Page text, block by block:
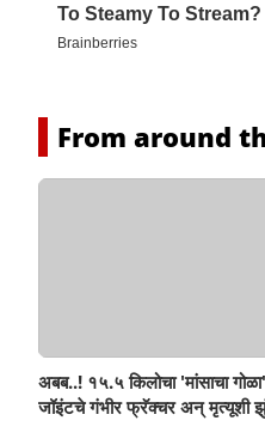
From around
अबब..! १५.५ किलोचा 'मांसाचा
जॉइंटचे गंभीर फ्रॅक्चर अन् मृत्यूशी